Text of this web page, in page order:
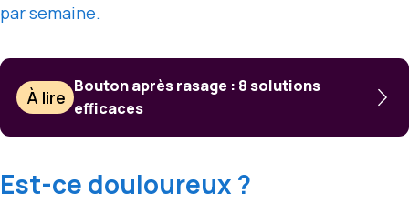
par semaine.
À lire
Bouton après rasage : 8 solutions
efficaces
Est-ce douloureux ?